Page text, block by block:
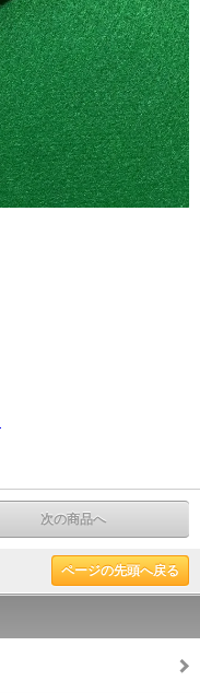
次の商品へ
ページの先頭へ戻る